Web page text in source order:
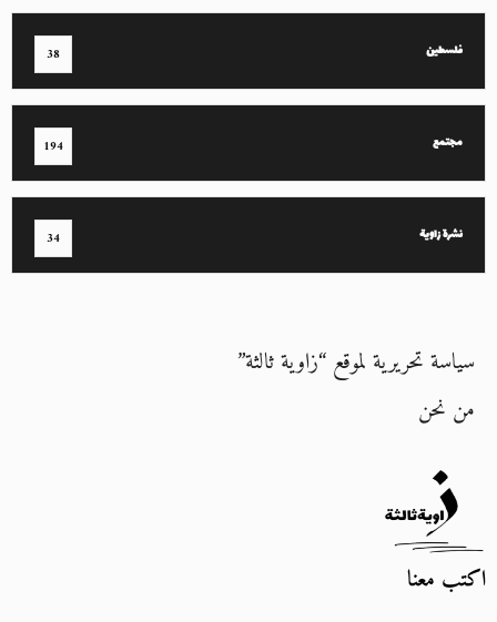
فلسطين 38
مجتمع 194
نشرة زاوية 34
سياسة تحريرية لموقع “زاوية ثالثة”
من نحن
اكتب معنا